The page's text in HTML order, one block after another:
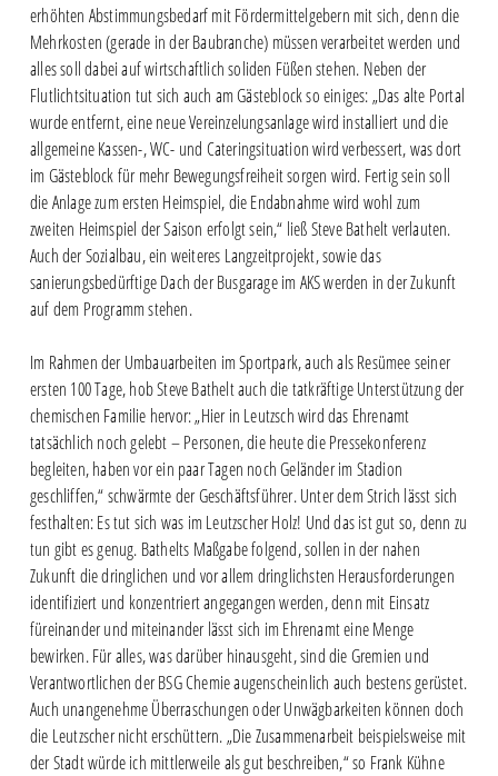
erhöhten Abstimmungsbedarf mit Fördermittelgebern mit sich, denn die
Mehrkosten (gerade in der Baubranche) müssen verarbeitet werden und
alles soll dabei auf wirtschaftlich soliden Füßen stehen. Neben der
Flutlichtsituation tut sich auch am Gästeblock so einiges: „Das alte Portal
wurde entfernt, eine neue Vereinzelungsanlage wird installiert und die
allgemeine Kassen-, WC- und Cateringsituation wird verbessert, was dort
im Gästeblock für mehr Bewegungsfreiheit sorgen wird. Fertig sein soll
die Anlage zum ersten Heimspiel, die Endabnahme wird wohl zum
zweiten Heimspiel der Saison erfolgt sein,“ ließ Steve Bathelt verlauten.
Auch der Sozialbau, ein weiteres Langzeitprojekt, sowie das
sanierungsbedürftige Dach der Busgarage im AKS werden in der Zukunft
auf dem Programm stehen.
Im Rahmen der Umbauarbeiten im Sportpark, auch als Resümee seiner
ersten 100 Tage, hob Steve Bathelt auch die tatkräftige Unterstützung der
chemischen Familie hervor: „Hier in Leutzsch wird das Ehrenamt
tatsächlich noch gelebt – Personen, die heute die Pressekonferenz
begleiten, haben vor ein paar Tagen noch Geländer im Stadion
geschliffen,“ schwärmte der Geschäftsführer. Unter dem Strich lässt sich
festhalten: Es tut sich was im Leutzscher Holz! Und das ist gut so, denn zu
tun gibt es genug. Bathelts Maßgabe folgend, sollen in der nahen
Zukunft die dringlichen und vor allem dringlichsten Herausforderungen
identifiziert und konzentriert angegangen werden, denn mit Einsatz
füreinander und miteinander lässt sich im Ehrenamt eine Menge
bewirken. Für alles, was darüber hinausgeht, sind die Gremien und
Verantwortlichen der BSG Chemie augenscheinlich auch bestens gerüstet.
Auch unangenehme Überraschungen oder Unwägbarkeiten können doch
die Leutzscher nicht erschüttern. „Die Zusammenarbeit beispielsweise mit
der Stadt würde ich mittlerweile als gut beschreiben,“ so Frank Kühne